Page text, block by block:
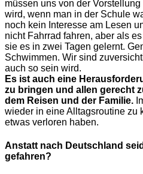
müssen uns von der
wird, wenn man in der Schule
noch kein Interesse am Lesen
nicht Fahrrad fahren, aber als
sie es in zwei Tagen gelernt.
Schwimmen. Wir sind
auch so sein wird.
Es ist auch eine
zu bringen und allen gerecht
dem Reisen und der Familie.
wieder in eine Alltagsroutine zu
etwas verloren haben.
Anstatt nach Deutschland
gefahren?